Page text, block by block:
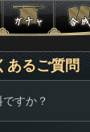
あるご質問
すか？